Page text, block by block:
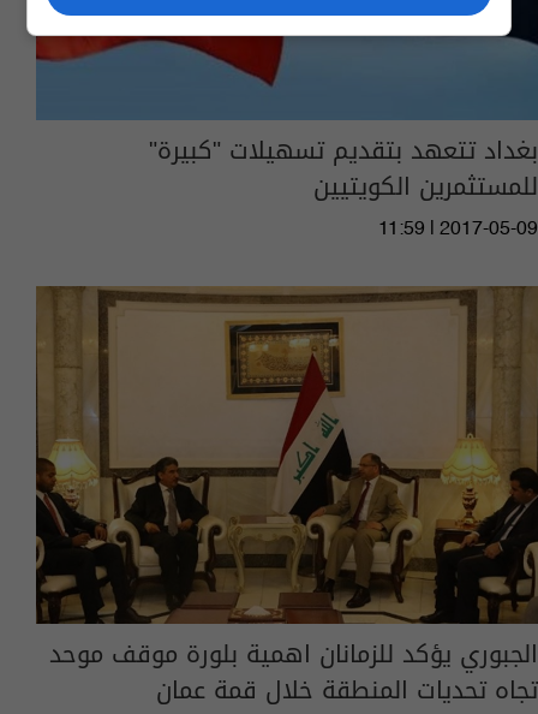
بغداد تتعهد بتقديم تسهيلات "كبيرة"
للمستثمرين الكويتيين
11:59 | 2017-05-09
الجبوري يؤكد للزمانان اهمية بلورة موقف موحد
تجاه تحديات المنطقة خلال قمة عمان